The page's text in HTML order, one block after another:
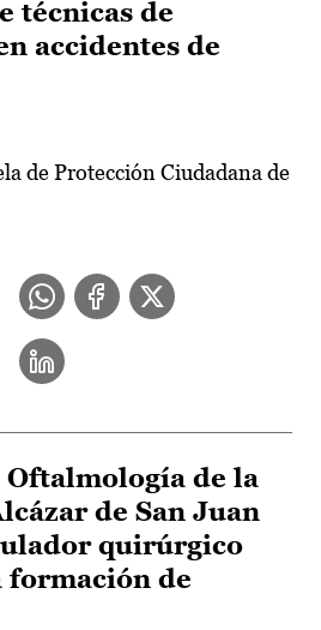
técnicas de
accidentes de
de Protección Ciudadana de
Oftalmología de la
de San Juan
quirúrgico
de